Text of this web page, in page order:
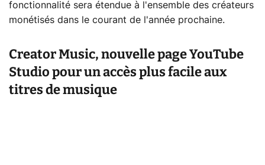
fonctionnalité sera étendue à l'ensemble des créateurs
monétisés dans le courant de l'année prochaine.
Creator Music, nouvelle page YouTube
Studio pour un accès plus facile aux
titres de musique